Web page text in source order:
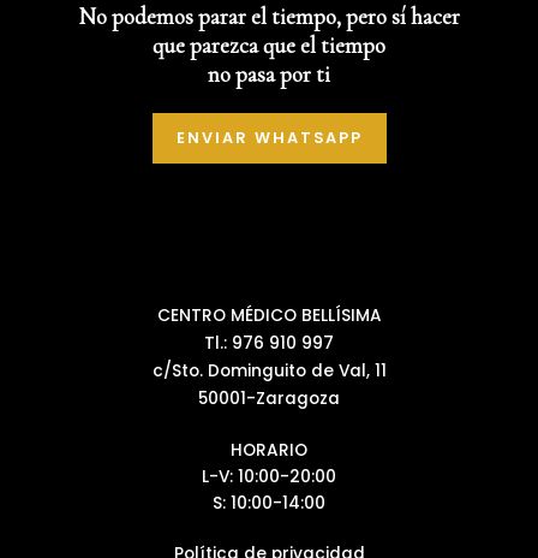
No podemos parar el tiempo, pero sí hacer
que parezca que el tiempo
no pasa por ti
ENVIAR WHATSAPP
CENTRO MÉDICO BELLÍSIMA
Tl.: 976 910 997
c/Sto. Dominguito de Val, 11
50001-Zaragoza
HORARIO
L-V: 10:00-20:00
S: 10:00-14:00